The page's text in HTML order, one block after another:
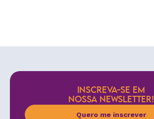
INSCREVA-SE EM
NOSSA NEWSLETTER!
Quero me inscrever